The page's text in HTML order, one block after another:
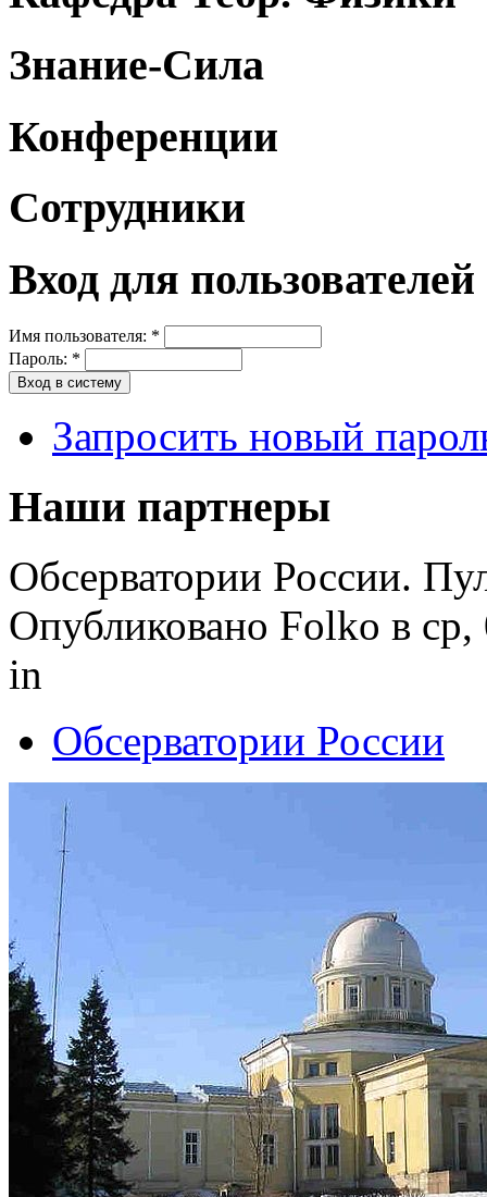
Знание-Сила
Конференции
Сотрудники
Вход для пользователей
Имя пользователя: *
Пароль: *
Запросить новый
Наши партнеры
Обсерватории России.
Опубликовано Folko в
in
Обсерватории России